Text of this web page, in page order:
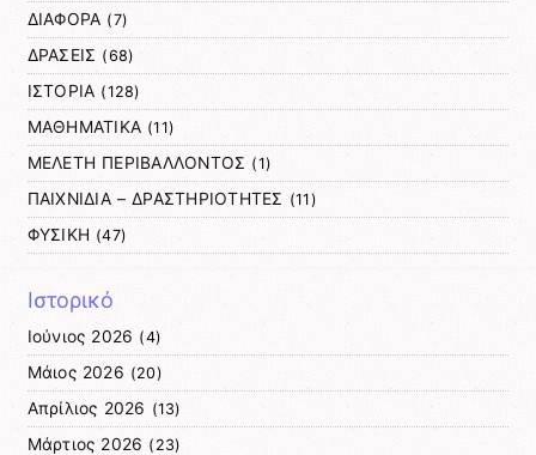
ΔΙΑΦΟΡΑ (7)
ΔΡΑΣΕΙΣ (68)
ΙΣΤΟΡΙΑ (128)
ΜΑΘΗΜΑΤΙΚΑ (11)
ΜΕΛΕΤΗ ΠΕΡΙΒΑΛΛΟΝΤΟΣ (1)
ΠΑΙΧΝΙΔΙΑ – ΔΡΑΣΤΗΡΙΟΤΗΤΕΣ (11)
ΦΥΣΙΚΗ (47)
Ιστορικό
Ιούνιος 2026 (4)
Μάιος 2026 (20)
Απρίλιος 2026 (13)
Μάρτιος 2026 (23)